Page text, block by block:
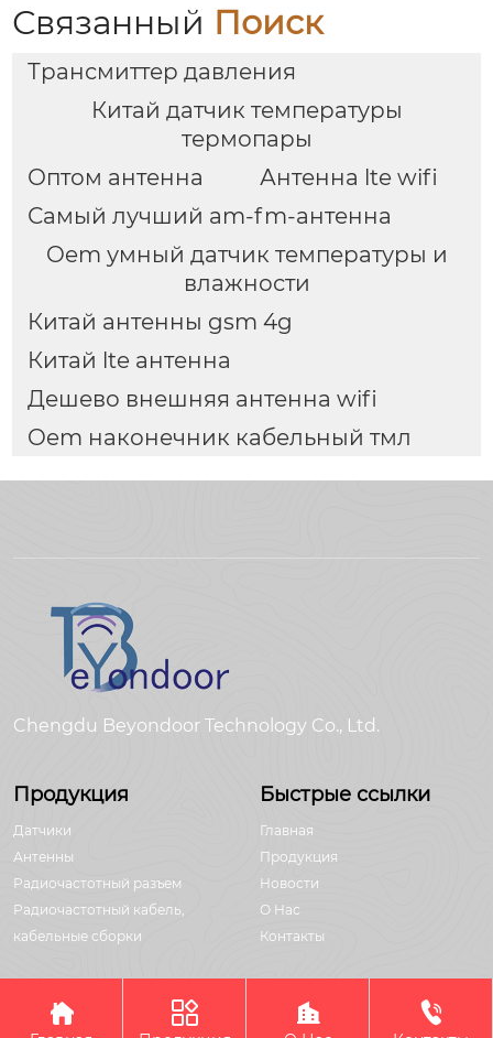
Связанный Поиск
Трансмиттер давления
Китай датчик температуры
термопары
Оптом антенна
Антенна lte wifi
Самый лучший am-fm-антенна
Oem умный датчик температуры и
влажности
Китай антенны gsm 4g
Китай lte антенна
Дешево внешняя антенна wifi
Oem наконечник кабельный тмл
Chengdu Beyondoor Technology Co., Ltd.
Продукция
Датчики
Антенны
Радиочастотный разъем
Радиочастотный кабель,
кабельные сборки
Быстрые ссылки
Главная
Продукция
Новости
О Hас
Контакты
Авторское право©Chengdu Beyondoor Technology Co., Ltd.
   